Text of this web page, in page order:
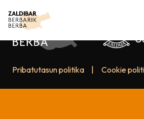
Pribatutasun politika Cookie